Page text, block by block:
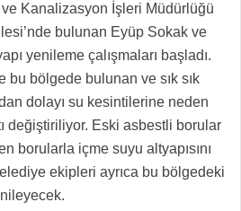
Kanalizasyon İşleri Müdürlüğü
bulunan Eyüp Sokak ve
yenileme çalışmaları başladı.
bu bölgede bulunan ve sık sık
dolayı su kesintilerine neden
değiştiriliyor. Eski asbestli borular
borularla içme suyu altyapısını
ekipleri ayrıca bu bölgedeki